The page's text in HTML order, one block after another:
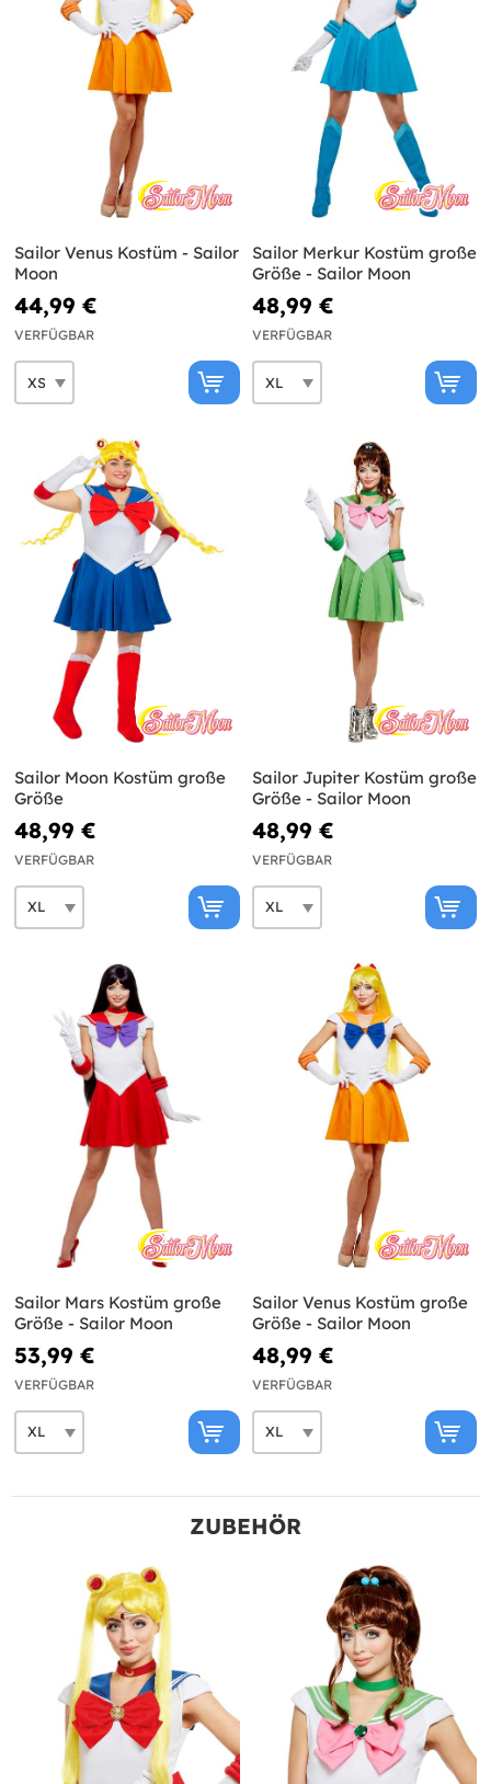
Sailor Venus Kostüm - Sailor
Moon
44,99 €
VERFÜGBAR
Sailor Merkur Kostüm große
Größe - Sailor Moon
48,99 €
VERFÜGBAR
Sailor Moon Kostüm große
Größe
48,99 €
VERFÜGBAR
Sailor Jupiter Kostüm große
Größe - Sailor Moon
48,99 €
VERFÜGBAR
Sailor Mars Kostüm große
Größe - Sailor Moon
53,99 €
VERFÜGBAR
Sailor Venus Kostüm große
Größe - Sailor Moon
48,99 €
VERFÜGBAR
ZUBEHÖR